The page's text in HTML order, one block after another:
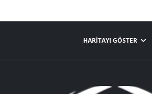
HARITAYI GÖSTER